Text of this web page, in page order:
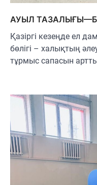
АУЫЛ
Қазіргі кезеңде ел
бөлігі – халықтың
тұрмыс сапасын